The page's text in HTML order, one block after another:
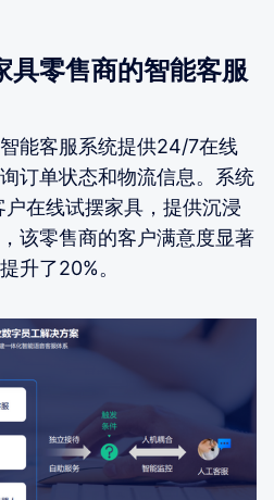
具零售商的智能客服
能客服系统提供24/7在线
订单状态和物流信息。系统
在线试摆家具，提供沉浸
该零售商的客户满意度显著
升了20%。